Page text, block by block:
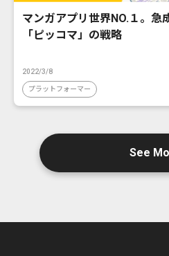
マンガアプリ世界NO.１。急
「ピッコマ」の戦略
2022/3/8
プラットフォーマー
See